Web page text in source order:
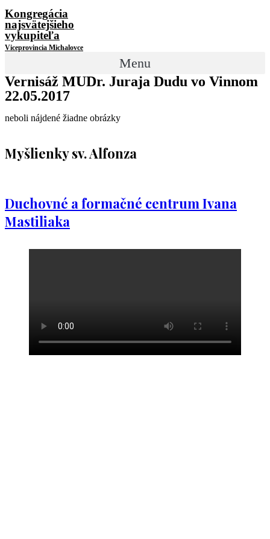
Kongregácia
najsvätejšieho
vykupiteľa
Viceprovincia Michalovce
Menu
Vernisáž MUDr. Juraja Dudu vo Vinnom
22.05.2017
neboli nájdené žiadne obrázky
Myšlienky sv. Alfonza
Duchovné a formačné centrum Ivana
Mastiliaka